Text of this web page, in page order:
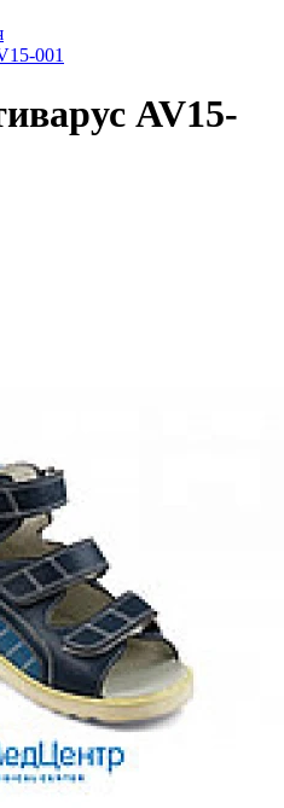
001
AV15-